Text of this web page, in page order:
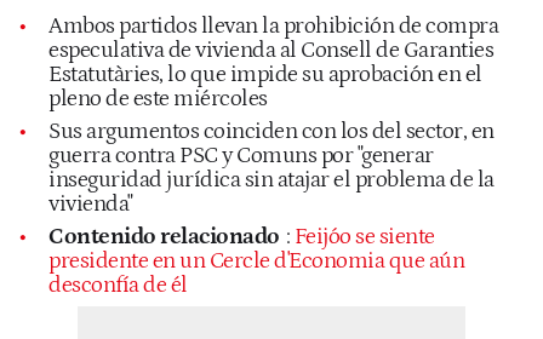
Ambos partidos llevan la prohibición de compra
especulativa de vivienda al Consell de Garanties
Estatutàries, lo que impide su aprobación en el
pleno de este miércoles
Sus argumentos coinciden con los del sector, en
guerra contra PSC y Comuns por "generar
inseguridad jurídica sin atajar el problema de la
vivienda"
Contenido relacionado : Feijóo se siente
presidente en un Cercle d'Economia que aún
desconfía de él